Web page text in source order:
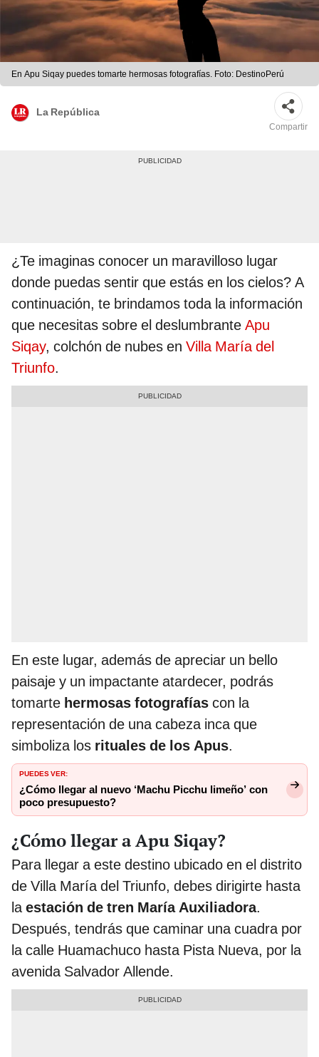
En Apu Siqay puedes tomarte hermosas fotografías. Foto: DestinoPerú
La República
Compartir
¿Te imaginas conocer un maravilloso lugar
donde puedas sentir que estás en los cielos? A
continuación, te brindamos toda la información
que necesitas sobre el deslumbrante Apu
Siqay, colchón de nubes en Villa María del
Triunfo.
En este lugar, además de apreciar un bello
paisaje y un impactante atardecer, podrás
tomarte hermosas fotografías con la
representación de una cabeza inca que
simboliza los rituales de los Apus.
PUEDES VER:
¿Cómo llegar al nuevo ‘Machu Picchu limeño’ con
poco presupuesto?
¿Cómo llegar a Apu Siqay?
Para llegar a este destino ubicado en el distrito
de Villa María del Triunfo, debes dirigirte hasta
laestación de tren María Auxiliadora.
Después, tendrás que caminar una cuadra por
la calle Huamachuco hasta Pista Nueva, por la
avenida Salvador Allende.